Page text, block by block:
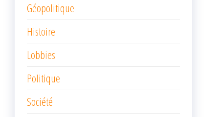
Géopolitique
Histoire
Lobbies
Politique
Société